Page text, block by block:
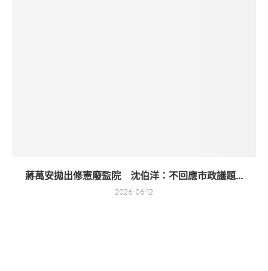
蔣萬安拋出修憲廢監院 沈伯洋：不回應市政議題...
2026-06-12